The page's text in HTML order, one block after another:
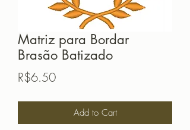
Matriz para Bordar
Brasão Batizado
R$6.50Price
Add to Cart